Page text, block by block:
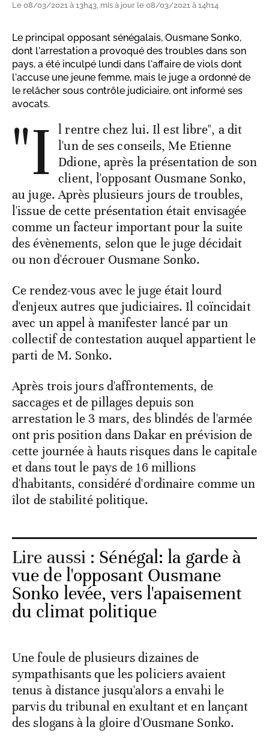
Le 08/03/2021 à 13h43, mis à jour le 08/03/2021 à 14h14
Le principal opposant sénégalais, Ousmane Sonko,
dont l'arrestation a provoqué des troubles dans son
pays, a été inculpé lundi dans l'affaire de viols dont
l'accuse une jeune femme, mais le juge a ordonné de
le relâcher sous contrôle judiciaire, ont informé ses
avocats.
"I l rentre chez lui. Il est libre", a dit
l'un de ses conseils, Me Etienne
Ddione, après la présentation de son
client, l'opposant Ousmane Sonko,
au juge. Après plusieurs jours de troubles,
l'issue de cette présentation était envisagée
comme un facteur important pour la suite
des évènements, selon que le juge décidait
ou non d'écrouer Ousmane Sonko.
Ce rendez-vous avec le juge était lourd
d'enjeux autres que judiciaires. Il coïncidait
avec un appel à manifester lancé par un
collectif de contestation auquel appartient le
parti de M. Sonko.
Après trois jours d'affrontements, de
saccages et de pillages depuis son
arrestation le 3 mars, des blindés de l'armée
ont pris position dans Dakar en prévision de
cette journée à hauts risques dans le capitale
et dans tout le pays de 16 millions
d'habitants, considéré d'ordinaire comme un
îlot de stabilité politique.
Lire aussi : Sénégal: la garde à
vue de l'opposant Ousmane
Sonko levée, vers l'apaisement
du climat politique
Une foule de plusieurs dizaines de
sympathisants que les policiers avaient
tenus à distance jusqu'alors a envahi le
parvis du tribunal en exultant et en lançant
des slogans à la gloire d'Ousmane Sonko.